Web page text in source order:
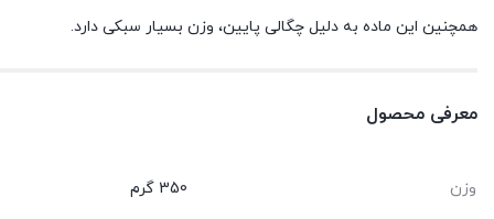
همچنین این ماده به دلیل چگالی پایین، وزن بسیار سبکی دارد.
معرفی محصول
وزن 350 گرم